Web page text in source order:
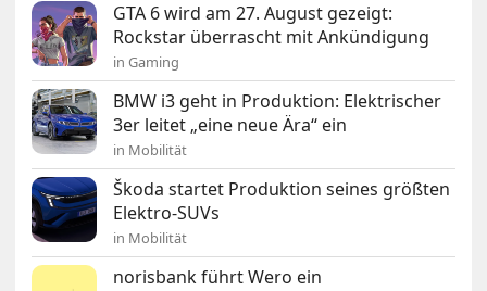
GTA 6 wird am 27. August gezeigt:
Rockstar überrascht mit Ankündigung
in Gaming
BMW i3 geht in Produktion: Elektrischer
3er leitet „eine neue Ära“ ein
in Mobilität
Škoda startet Produktion seines größten
Elektro-SUVs
in Mobilität
norisbank führt Wero ein